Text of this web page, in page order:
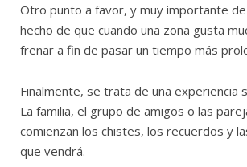
Otro punto a favor, y muy importante
hecho de que cuando una zona gusta
frenar a fin de pasar un tiempo más
Finalmente, se trata de una experiencia
La familia, el grupo de amigos o las
comienzan los chistes, los recuerdos y
que vendrá.